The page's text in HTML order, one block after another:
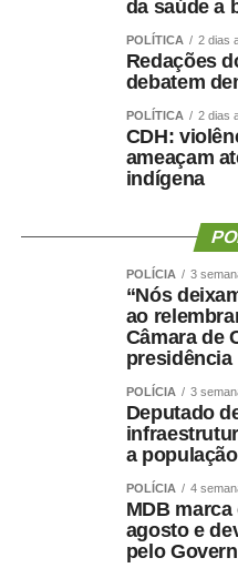
desenvolvidas pela
para ampliar a
esportivas. “Os Jogos
de Sinop são eventos
pela comunidade
oportunidades para atletas
demonstrarem seu
incentivam a prática
como ferramenta de
humano”, afirmou.
O secretário também
edição ampliam o alcance
mais a população das
de novas modalidades e a
Praia do Cortado
jogos. Essas mudanças
participação, valorizam os
e tornam a competição
familiares e espectadores.
da saúde a
POLÍTICA 2 dias
Redações
debatem
POLÍTICA 2 dias
CDH:
ameaçam
indígena
POLÍCIA 3
“Nós
ao
Câmara de
presidência
POLÍCIA 3
Deputado
a população
POLÍCIA 4
MDB
agosto e
pelo